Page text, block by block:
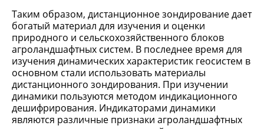
Таким образом, дистанционное зондирование дает
богатый материал для изучения и оценки
природного и сельскохозяйственного блоков
агроландшафтных систем. В последнее время для
изучения динамических характеристик геосистем в
основном стали использовать материалы
дистанционного зондирования. При изучении
динамики пользуются методом индикационного
дешифрирования. Индикаторами динамики
являются различные признаки агроландшафтных